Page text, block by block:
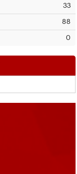
33
88
0